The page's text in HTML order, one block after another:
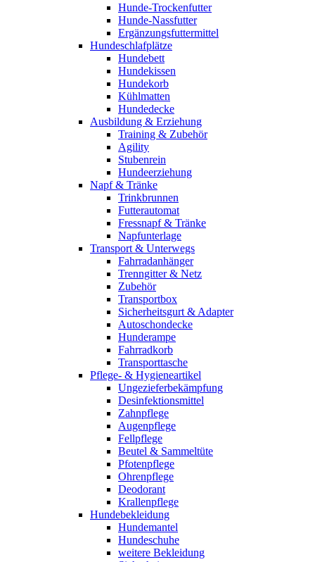
Hunde-Trockenfutter
Hunde-Nassfutter
Ergänzungsfuttermittel
Hundeschlafplätze
Hundebett
Hundekissen
Hundekorb
Kühlmatten
Hundedecke
Ausbildung & Erziehung
Training & Zubehör
Agility
Stubenrein
Hundeerziehung
Napf & Tränke
Trinkbrunnen
Futterautomat
Fressnapf & Tränke
Napfunterlage
Transport & Unterwegs
Fahrradanhänger
Trenngitter & Netz
Zubehör
Transportbox
Sicherheitsgurt & Adapter
Autoschondecke
Hunderampe
Fahrradkorb
Transporttasche
Pflege- & Hygieneartikel
Ungezieferbekämpfung
Desinfektionsmittel
Zahnpflege
Augenpflege
Fellpflege
Beutel & Sammeltüte
Pfotenpflege
Ohrenpflege
Deodorant
Krallenpflege
Hundebekleidung
Hundemantel
Hundeschuhe
weitere Bekleidung